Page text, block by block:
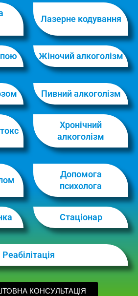
Лазерне кодування
Жіночий алкоголізм
Пивний алкоголізм
Хронічний
алкоголізм
Допомога
психолога
Стаціонар
Реабілітація
КОНСУЛЬТАЦІЯ